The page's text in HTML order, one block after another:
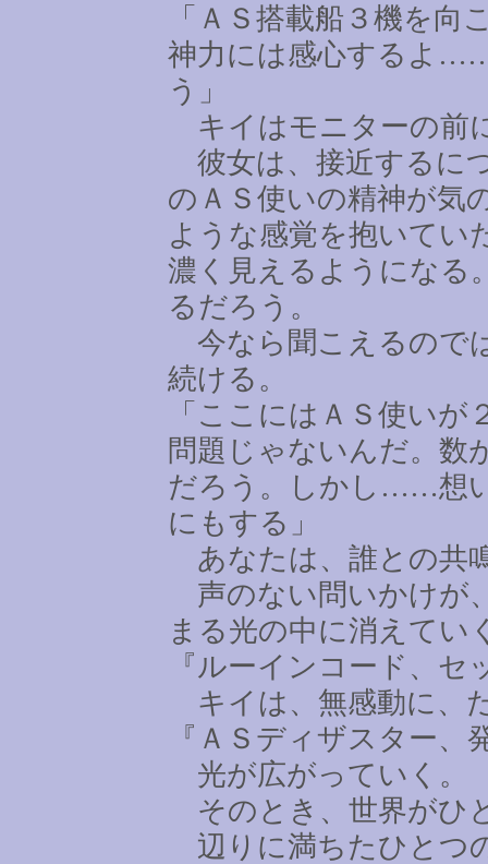
「ＡＳ搭載船３機を
神力には感心するよ
う」
キイはモニターの前
彼女は、接近するに
のＡＳ使いの精神が気
ような感覚を抱いてい
濃く見えるようになる
るだろう。
今なら聞こえるので
続ける。
「ここにはＡＳ使い
問題じゃないんだ。数
だろう。しかし ……想
にもする」
あなたは、誰との共
声のない問いかけが
まる光の中に消えてい
『ルーインコード、セ
キイは、無感動に、
『ＡＳディザスター、
光が広がっていく。
そのとき、世界がひ
辺りに満ちたひとつ